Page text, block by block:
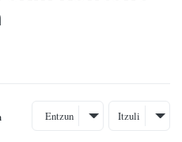
Entzun Itzuli